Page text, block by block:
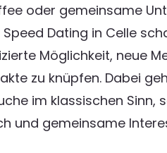
oder gemeinsame
Dating in Celle
Möglichkeit, neue
zu knüpfen. Dabei
im klassischen Sinn,
und gemeinsame